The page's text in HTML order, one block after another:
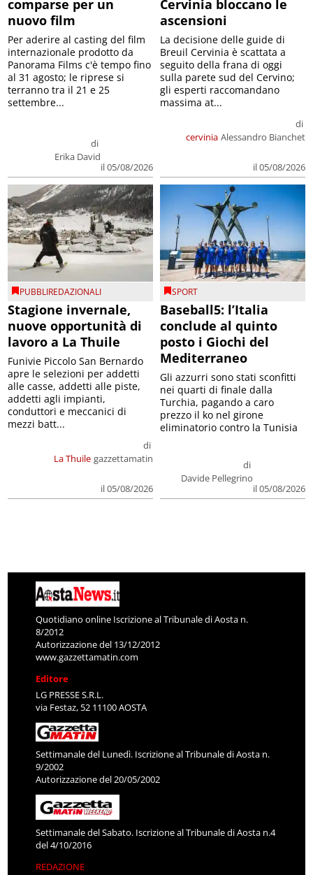
comparse per un
nuovo film
di
Erika David
il 05/08/2026
Per aderire al casting del film
internazionale prodotto da
Panorama Films c'è tempo fino
al 31 agosto; le riprese si
terranno tra il 21 e 25
settembre...
Cervinia bloccano le
ascensioni
cervinia
di
Alessandro Bianchet
il 05/08/2026
La decisione delle guide di
Breuil Cervinia è scattata a
seguito della frana di oggi
sulla parete sud del Cervino;
gli esperti raccomandano
massima at...
PUBBLIREDAZIONALI
Stagione invernale,
nuove opportunità di
lavoro a La Thuile
La Thuile
di
gazzettamatin
il 05/08/2026
Funivie Piccolo San Bernardo
apre le selezioni per addetti
alle casse, addetti alle piste,
addetti agli impianti,
conduttori e meccanici di
mezzi batt...
SPORT
Baseball5: l’Italia
conclude al quinto
posto i Giochi del
Mediterraneo
di
Davide Pellegrino
il 05/08/2026
Gli azzurri sono stati sconfitti
nei quarti di finale dalla
Turchia, pagando a caro
prezzo il ko nel girone
eliminatorio contro la Tunisia
Quotidiano online Iscrizione al Tribunale di Aosta n.
8/2012
Autorizzazione del 13/12/2012
www.gazzettamatin.com
Editore
LG PRESSE S.R.L.
via Festaz, 52 11100 AOSTA
Settimanale del Lunedì. Iscrizione al Tribunale di Aosta n.
9/2002
Autorizzazione del 20/05/2002
Settimanale del Sabato. Iscrizione al Tribunale di Aosta n.4
del 4/10/2016
REDAZIONE